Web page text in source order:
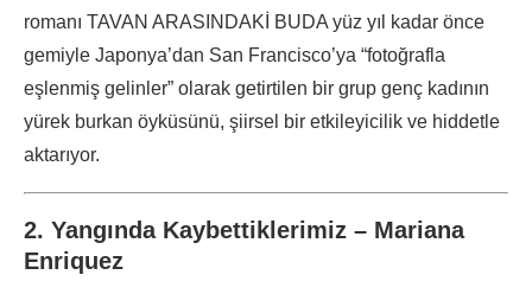
romanı TAVAN ARASINDAKİ BUDA yüz yıl kadar önce
gemiyle Japonya’dan San Francisco’ya “fotoğrafla
eşlenmiş gelinler” olarak getirtilen bir grup genç kadının
yürek burkan öyküsünü, şiirsel bir etkileyicilik ve hiddetle
aktarıyor.
2. Yangında Kaybettiklerimiz – Mariana
Enriquez